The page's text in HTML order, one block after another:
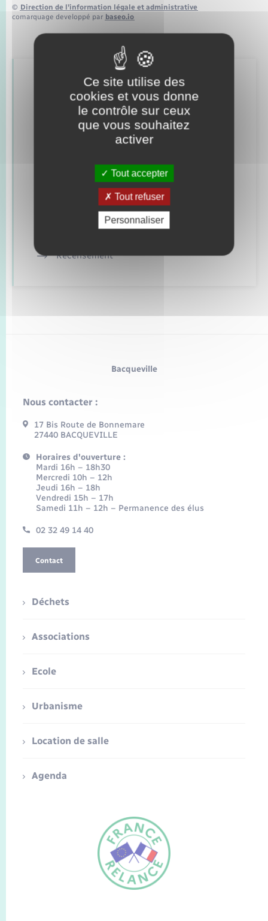
FR
© Direction de l’information légale et administrative
comarquage developpé par baseo.io
Retrouvez aussi
Concessions funéraires
Mariage – PACS
Parrainage civil
Recensement
Bacqueville
Nous contacter :
17 Bis Route de Bonnemare
27440 BACQUEVILLE
Horaires d'ouverture :
Mardi 16h – 18h30
Mercredi 10h – 12h
Jeudi 16h – 18h
Vendredi 15h – 17h
Samedi 11h – 12h – Permanence des élus
02 32 49 14 40
Contact
Déchets
Associations
Ecole
Urbanisme
Location de salle
Agenda
Ce site utilise des
cookies et vous donne
le contrôle sur ceux
que vous souhaitez
activer
Tout accepter
Tout refuser
Personnaliser